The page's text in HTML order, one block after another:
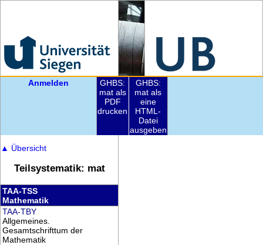
Anmelden
GHBS:
mat als
PDF
drucken
GHBS:
mat als
eine
HTML-
Datei
ausgeben
▲ Übersicht
Teilsystematik: mat
TAA-TSS
Mathematik
TAA-TBY
Allgemeines.
Gesamtschrifttum der
Mathematik